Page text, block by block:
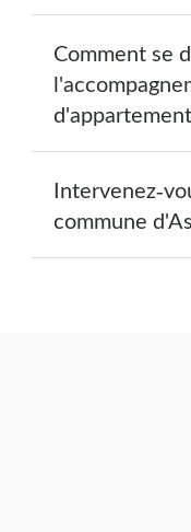
Comment se
Intervenez-
commune